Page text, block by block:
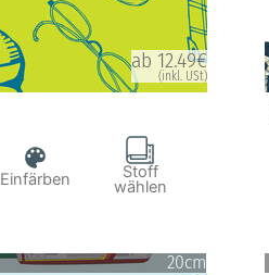
ab 12.49€
(inkl. USt)
Einfärben Stoff
wählen
20cm